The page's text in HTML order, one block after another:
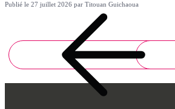
Publié le 27 juillet 2026 par Titouan Guichaoua